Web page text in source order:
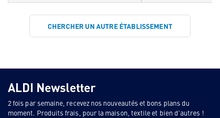
CHERCHER UN AUTRE ÉTABLISSEMENT
ALDI Newsletter
2 fois par semaine, recevez nos nouveautés et bons plans du
moment. Produits frais, pour la maison, textile et bien d'autres !